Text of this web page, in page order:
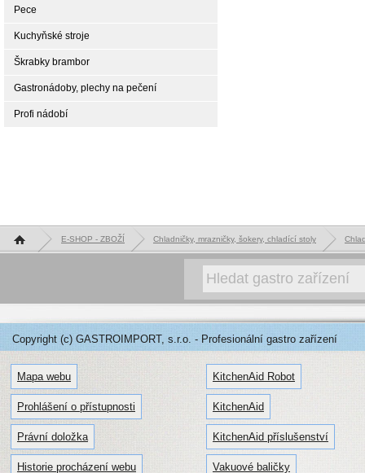
Pece
Kuchyňské stroje
Škrabky brambor
Gastronádoby, plechy na pečení
Profi nádobí
Hlavní stránka E-SHOP - ZBOŽÍ Chladničky, mrazničky, šokery, chladící stoly
Copyright (c) GASTROIMPORT, s.r.o. - Profesionální gastro zařízení
Mapa webu
Prohlášení o přístupnosti
Právní doložka
Historie procházení webu
KitchenAid Robot
KitchenAid
KitchenAid příslušenství
Vakuové baličky